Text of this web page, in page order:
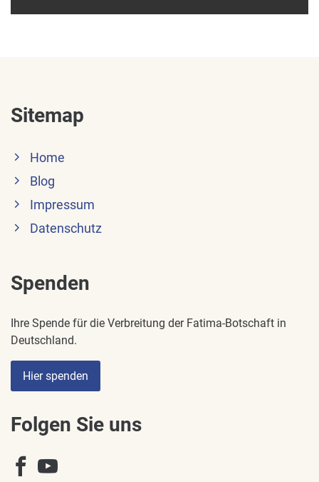
Sitemap
Home
Blog
Impressum
Datenschutz
Spenden
Ihre Spende für die Verbreitung der Fatima-Botschaft in
Deutschland.
Hier spenden
Folgen Sie uns